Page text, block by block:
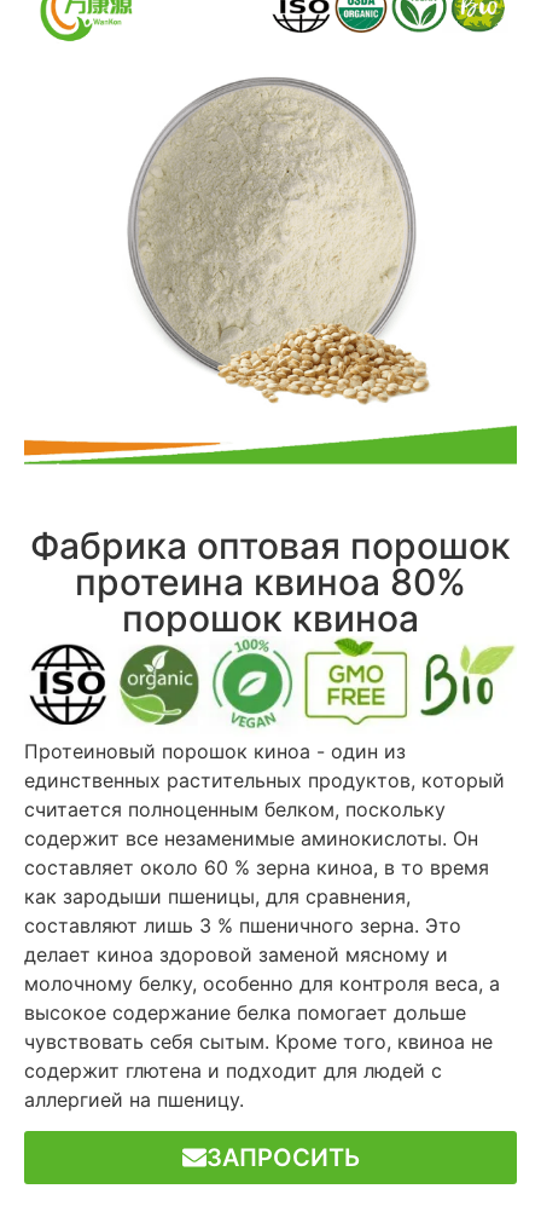
Фабрика оптовая порошок
протеина квиноа 80%
порошок квиноа
Протеиновый порошок киноа - один из
единственных растительных продуктов, который
считается полноценным белком, поскольку
содержит все незаменимые аминокислоты. Он
составляет около 60 % зерна киноа, в то время
как зародыши пшеницы, для сравнения,
составляют лишь 3 % пшеничного зерна. Это
делает киноа здоровой заменой мясному и
молочному белку, особенно для контроля веса, а
высокое содержание белка помогает дольше
чувствовать себя сытым. Кроме того, квиноа не
содержит глютена и подходит для людей с
аллергией на пшеницу.
ЗАПРОСИТЬ